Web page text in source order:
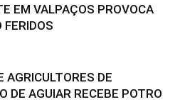
EM VALPAÇOS PROVOCA
FERIDOS
AGRICULTORES DE
DE AGUIAR RECEBE POTRO